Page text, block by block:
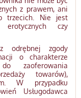
z prawem, ani
trzecich. Nie jest
czy
odrębnej zgody
o charakterze
zaoferowania
towarów),
W przypadku
Usługodawca